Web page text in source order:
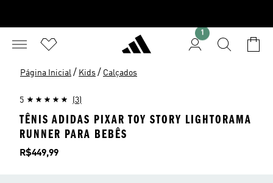
1
Página Inicial / Kids / Calçados
5 (3)
TÊNIS ADIDAS PIXAR TOY STORY LIGHTORAMA
RUNNER PARA BEBÊS
Preço
R$449,99